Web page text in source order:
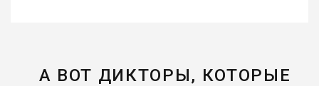
А ВОТ ДИКТОРЫ, КОТОРЫЕ